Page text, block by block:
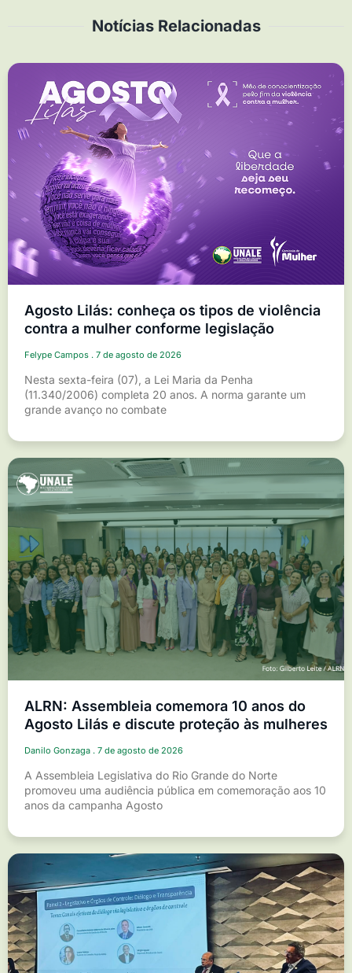
Notícias Relacionadas
Agosto Lilás: conheça os tipos de violência
contra a mulher conforme legislação
Felype Campos 7 de agosto de 2026
Nesta sexta-feira (07), a Lei Maria da Penha
(11.340/2006) completa 20 anos. A norma garante um
grande avanço no combate
ALRN: Assembleia comemora 10 anos do
Agosto Lilás e discute proteção às mulheres
Danilo Gonzaga 7 de agosto de 2026
A Assembleia Legislativa do Rio Grande do Norte
promoveu uma audiência pública em comemoração aos 10
anos da campanha Agosto